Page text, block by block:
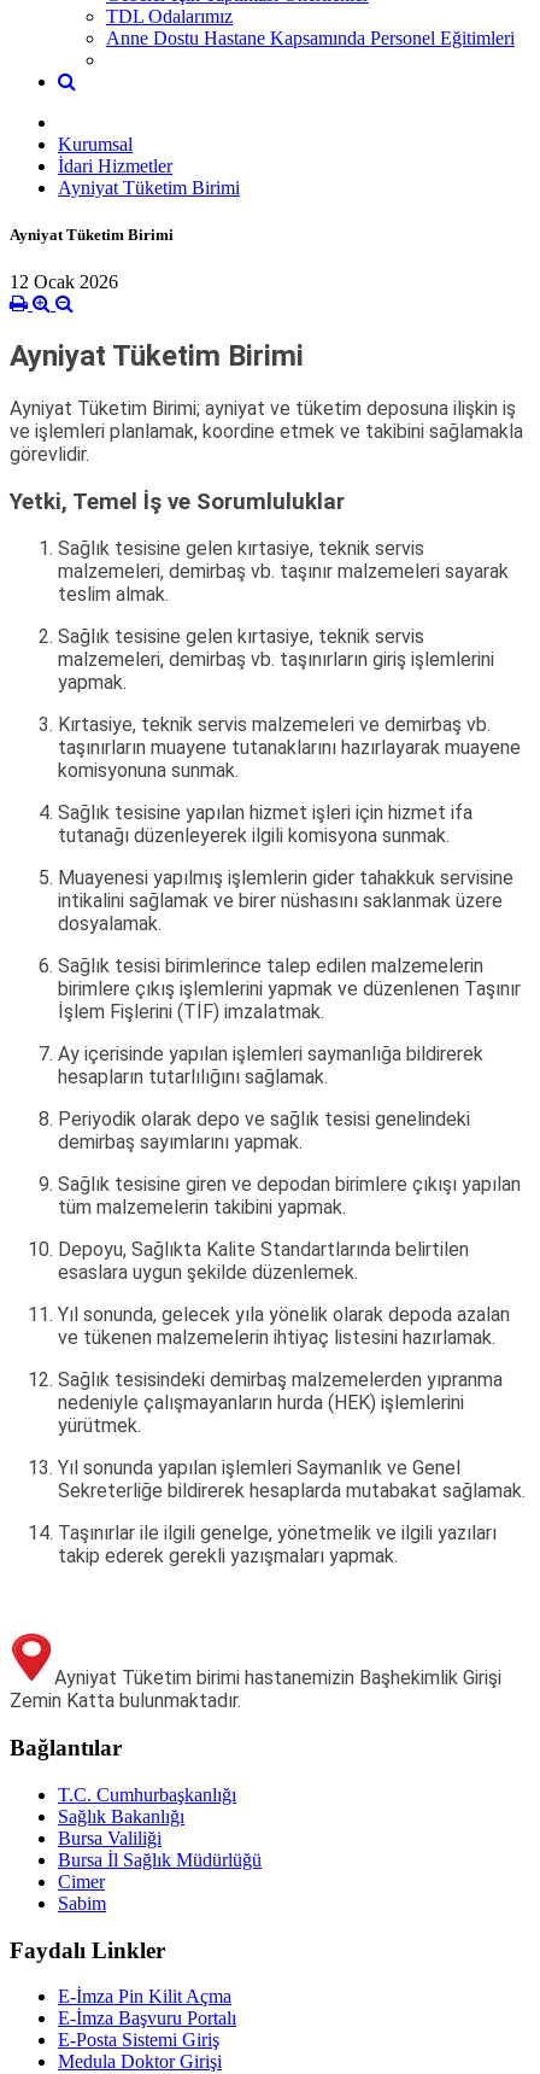
TDL Odalarımız
Anne Dostu Hastane Kapsamında Personel Eğitimleri
Kurumsal
İdari Hizmetler
Ayniyat Tüketim Birimi
Ayniyat Tüketim Birimi
12 Ocak 2026
Ayniyat Tüketim Birimi
Ayniyat Tüketim Birimi; ayniyat ve tüketim deposuna ilişkin iş
ve işlemleri planlamak, koordine etmek ve takibini sağlamakla
görevlidir.
Yetki, Temel İş ve Sorumluluklar
Sağlık tesisine gelen kırtasiye, teknik servis
malzemeleri, demirbaş vb. taşınır malzemeleri sayarak
teslim almak.
Sağlık tesisine gelen kırtasiye, teknik servis
malzemeleri, demirbaş vb. taşınırların giriş işlemlerini
yapmak.
Kırtasiye, teknik servis malzemeleri ve demirbaş vb.
taşınırların muayene tutanaklarını hazırlayarak muayene
komisyonuna sunmak.
Sağlık tesisine yapılan hizmet işleri için hizmet ifa
tutanağı düzenleyerek ilgili komisyona sunmak.
Muayenesi yapılmış işlemlerin gider tahakkuk servisine
intikalini sağlamak ve birer nüshasını saklanmak üzere
dosyalamak.
Sağlık tesisi birimlerince talep edilen malzemelerin
birimlere çıkış işlemlerini yapmak ve düzenlenen Taşınır
İşlem Fişlerini (TİF) imzalatmak.
Ay içerisinde yapılan işlemleri saymanlığa bildirerek
hesapların tutarlılığını sağlamak.
Periyodik olarak depo ve sağlık tesisi genelindeki
demirbaş sayımlarını yapmak.
Sağlık tesisine giren ve depodan birimlere çıkışı yapılan
tüm malzemelerin takibini yapmak.
Depoyu, Sağlıkta Kalite Standartlarında belirtilen
esaslara uygun şekilde düzenlemek.
Yıl sonunda, gelecek yıla yönelik olarak depoda azalan
ve tükenen malzemelerin ihtiyaç listesini hazırlamak.
Sağlık tesisindeki demirbaş malzemelerden yıpranma
nedeniyle çalışmayanların hurda (HEK) işlemlerini
yürütmek.
Yıl sonunda yapılan işlemleri Saymanlık ve Genel
Sekreterliğe bildirerek hesaplarda mutabakat sağlamak.
Taşınırlar ile ilgili genelge, yönetmelik ve ilgili yazıları
takip ederek gerekli yazışmaları yapmak.
Ayniyat Tüketim birimi hastanemizin Başhekimlik Girişi
Zemin Katta bulunmaktadır.
Bağlantılar
T.C. Cumhurbaşkanlığı
Sağlık Bakanlığı
Bursa Valiliği
Bursa İl Sağlık Müdürlüğü
Cimer
Sabim
Faydalı Linkler
E-İmza Pin Kilit Açma
E-İmza Başvuru Portalı
E-Posta Sistemi Giriş
Medula Doktor Girişi